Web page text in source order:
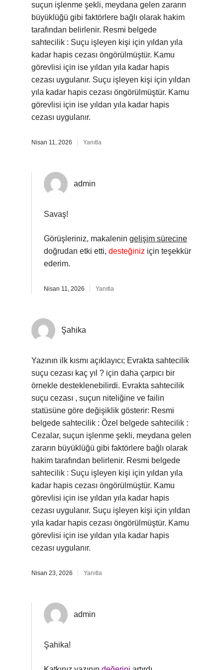
suçun işlenme şekli, meydana gelen zararın
büyüklüğü gibi faktörlere bağlı olarak hakim
tarafından belirlenir. Resmi belgede
sahtecilik : Suçu işleyen kişi için yıldan yıla
kadar hapis cezası öngörülmüştür. Kamu
görevlisi için ise yıldan yıla kadar hapis
cezası uygulanır. Suçu işleyen kişi için yıldan
yıla kadar hapis cezası öngörülmüştür. Kamu
görevlisi için ise yıldan yıla kadar hapis
cezası uygulanır.
Nisan 11, 2026 Yanıtla
admin
Savaş!
Görüşleriniz, makalenin gelişim sürecine
doğrudan etki etti, desteğiniz için teşekkür
ederim.
Nisan 11, 2026 Yanıtla
Şahika
Yazının ilk kısmı açıklayıcı; Evrakta sahtecilik
suçu cezası kaç yıl ? için daha çarpıcı bir
örnekle desteklenebilirdi. Evrakta sahtecilik
suçu cezası , suçun niteliğine ve failin
statüsüne göre değişiklik gösterir: Resmi
belgede sahtecilik : Özel belgede sahtecilik :
Cezalar, suçun işlenme şekli, meydana gelen
zararın büyüklüğü gibi faktörlere bağlı olarak
hakim tarafından belirlenir. Resmi belgede
sahtecilik : Suçu işleyen kişi için yıldan yıla
kadar hapis cezası öngörülmüştür. Kamu
görevlisi için ise yıldan yıla kadar hapis
cezası uygulanır. Suçu işleyen kişi için yıldan
yıla kadar hapis cezası öngörülmüştür. Kamu
görevlisi için ise yıldan yıla kadar hapis
cezası uygulanır.
Nisan 23, 2026 Yanıtla
admin
Şahika!